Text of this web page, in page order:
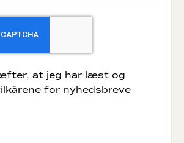
at jeg har læst og
for nyhedsbreve